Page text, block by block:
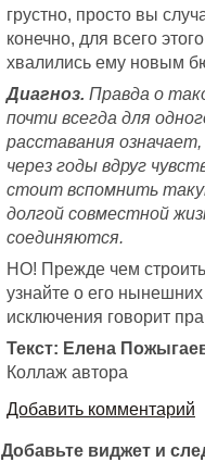
грустно, просто вы
конечно, для всего
хвалились ему новым
Диагноз. Правда о
почти всегда для
расставания
через годы вдруг
стоит вспомнить
долгой совместной
соединяются.
НО! Прежде чем
узнайте о его
исключения говорит
Текст: Елена
Коллаж автора
Добавить комментарий
Добавьте виджет и